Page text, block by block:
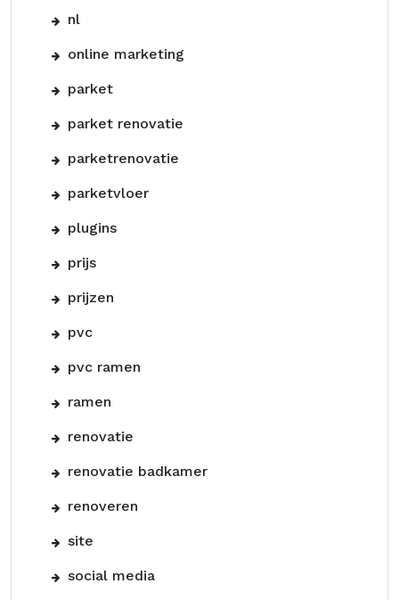
nl
online marketing
parket
parket renovatie
parketrenovatie
parketvloer
plugins
prijs
prijzen
pvc
pvc ramen
ramen
renovatie
renovatie badkamer
renoveren
site
social media